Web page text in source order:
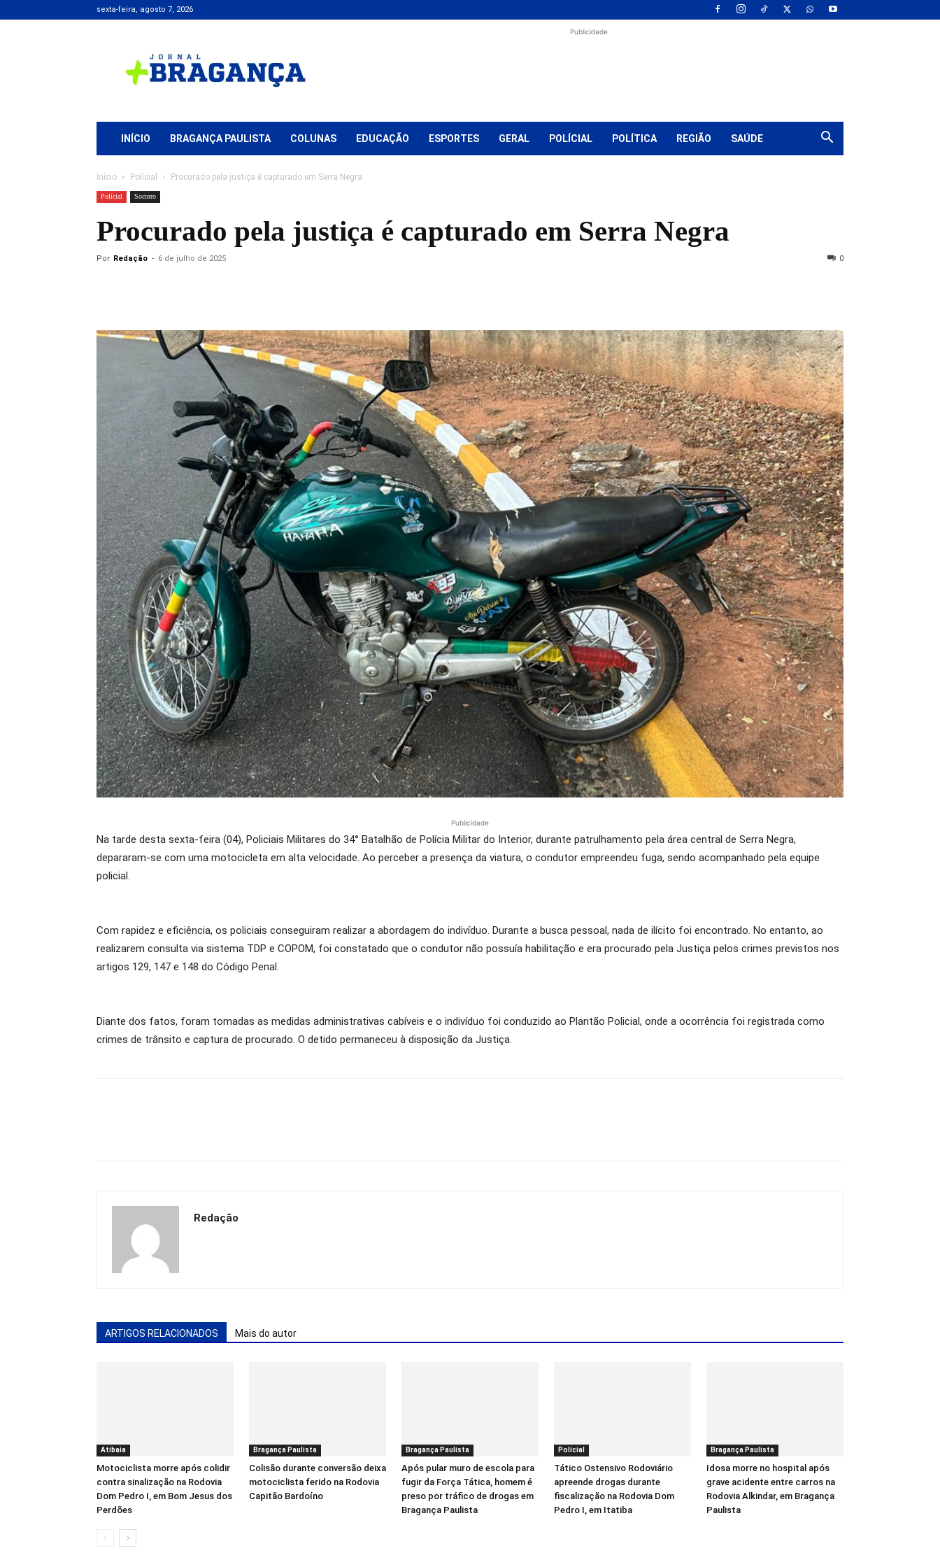
sexta-feira, agosto 7, 2026
+
Bragança
Publicidade
INÍCIO BRAGANÇA PAULISTA COLUNAS EDUCAÇÃO ESPORTES GERAL POLÍCIAL POLÍTICA REGIÃO SAÚDE
Início Polícial Procurado pela justiça é capturado em Serra Negra
Polícial Socorro
Procurado pela justiça é capturado em Serra Negra
Por Redação - 6 de julho de 2025 0
Publicidade
Na tarde desta sexta-feira (04), Policiais Militares do 34° Batalhão de Polícia Militar do Interior, durante patrulhamento pela área central de Serra Negra,
depararam-se com uma motocicleta em alta velocidade. Ao perceber a presença da viatura, o condutor empreendeu fuga, sendo acompanhado pela equipe
policial.
Com rapidez e eficiência, os policiais conseguiram realizar a abordagem do indivíduo. Durante a busca pessoal, nada de ilícito foi encontrado. No entanto, ao
realizarem consulta via sistema TDP e COPOM, foi constatado que o condutor não possuía habilitação e era procurado pela Justiça pelos crimes previstos nos
artigos 129, 147 e 148 do Código Penal.
Diante dos fatos, foram tomadas as medidas administrativas cabíveis e o indivíduo foi conduzido ao Plantão Policial, onde a ocorrência foi registrada como
crimes de trânsito e captura de procurado. O detido permaneceu à disposição da Justiça.
Redação
ARTIGOS RELACIONADOS Mais do autor
Atibaia
Motociclista morre após colidir
contra sinalização na Rodovia
Dom Pedro I, em Bom Jesus dos
Perdões
Bragança Paulista
Colisão durante conversão deixa
motociclista ferido na Rodovia
Capitão Bardoíno
Bragança Paulista
Após pular muro de escola para
fugir da Força Tática, homem é
preso por tráfico de drogas em
Bragança Paulista
Polícial
Tático Ostensivo Rodoviário
apreende drogas durante
fiscalização na Rodovia Dom
Pedro I, em Itatiba
Bragança Paulista
Idosa morre no hospital após
grave acidente entre carros na
Rodovia Alkindar, em Bragança
Paulista